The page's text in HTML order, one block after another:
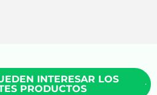
INTERESAR LOS
PRODUCTOS